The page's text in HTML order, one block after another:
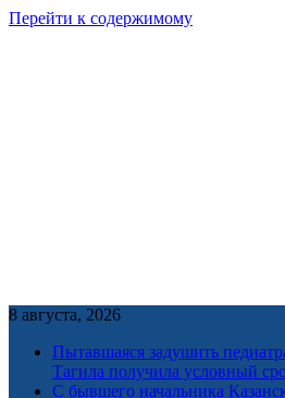
Перейти к содержимому
8 августа, 2026
Пытавшаяся задушить
Тагила получила условный
С бывшего начальника